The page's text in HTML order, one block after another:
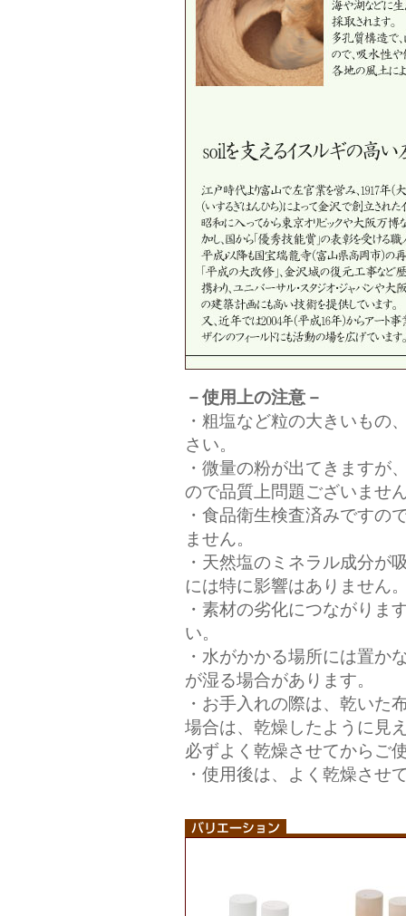
－使用上の注意－
・粗塩など粒の大きいもの
さい。
・微量の粉が出てきますが
ので品質上問題ございませ
・食品衛生検査済みですの
ません。
・天然塩のミネラル成分が
には特に影響はありません
・素材の劣化につながりま
い。
・水がかかる場所には置か
が湿る場合があります。
・お手入れの際は、乾いた
場合は、乾燥したように見
必ずよく乾燥させてからご
・使用後は、よく乾燥させ